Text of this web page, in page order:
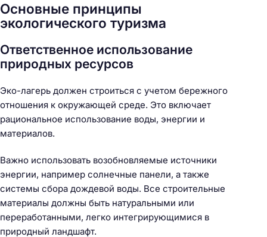
Основные принципы
экологического туризма
Ответственное использование
природных ресурсов
Эко-лагерь должен строиться с учетом бережного
отношения к окружающей среде. Это включает
рациональное использование воды, энергии и
материалов.
Важно использовать возобновляемые источники
энергии, например солнечные панели, а также
системы сбора дождевой воды. Все строительные
материалы должны быть натуральными или
переработанными, легко интегрирующимися в
природный ландшафт.